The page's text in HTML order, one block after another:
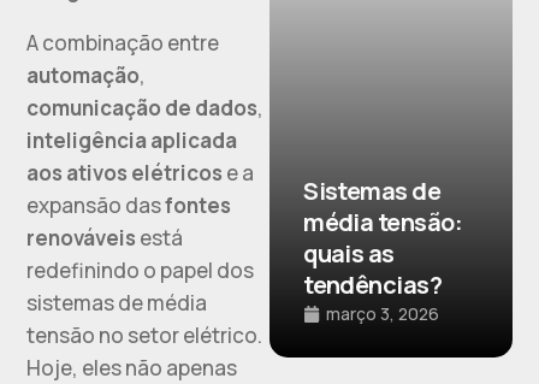
A combinação entre
automação,
comunicação de dados,
inteligência aplicada
aos ativos elétricos e a
expansão dasfontes
renováveis está
redefinindo o papel dos
sistemas de média
tensão no setor elétrico.
Hoje, eles não apenas
Sistemas de
média tensão:
quais as
tendências?
março 3, 2026